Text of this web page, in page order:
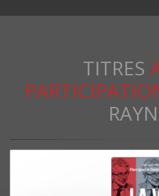
TITRES